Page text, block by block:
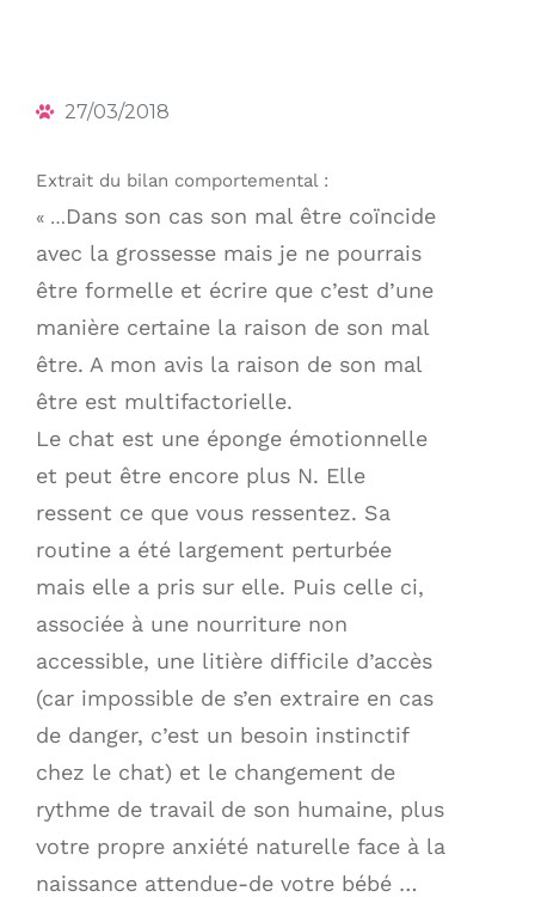
27/03/2018
Extrait du bilan comportemental :
« …Dans son cas son mal être coïncide
avec la grossesse mais je ne pourrais
être formelle et écrire que c’est d’une
manière certaine la raison de son mal
être. A mon avis la raison de son mal
être est multifactorielle.
Le chat est une éponge émotionnelle
et peut être encore plus N. Elle
ressent ce que vous ressentez. Sa
routine a été largement perturbée
mais elle a pris sur elle. Puis celle ci,
associée à une nourriture non
accessible, une litière difficile d’accès
(car impossible de s’en extraire en cas
de danger, c’est un besoin instinctif
chez le chat) et le changement de
rythme de travail de son humaine, plus
votre propre anxiété naturelle face à la
naissance attendue-de votre bébé …